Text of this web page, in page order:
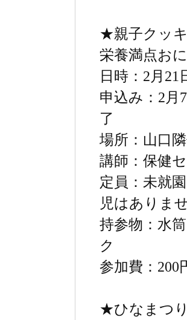
★親子クッ
栄養満点お
日時：2月21
申込み：2
了
場所：山口
講師：保健
定員：未就
児はありま
持参物：水
ク
参加費：200
★ひなまつ